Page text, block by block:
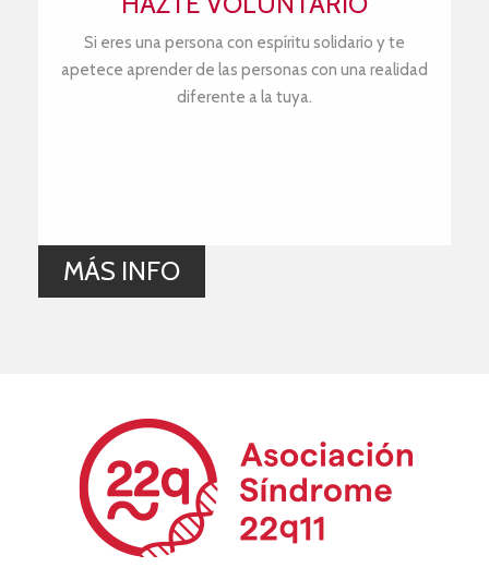
Si eres una persona con espíritu solidario y te
apetece aprender de las personas con una realidad
diferente a la tuya.
MÁS INFO